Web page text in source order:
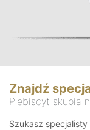
Znajdź
Plebiscyt skupia
Szukasz